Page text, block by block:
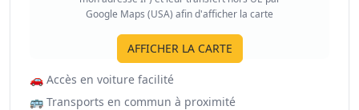
Google Maps (USA) afin d'afficher la carte
AFFICHER LA CARTE
🚗 Accès en voiture facilité
🚌 Transports en commun à proximité